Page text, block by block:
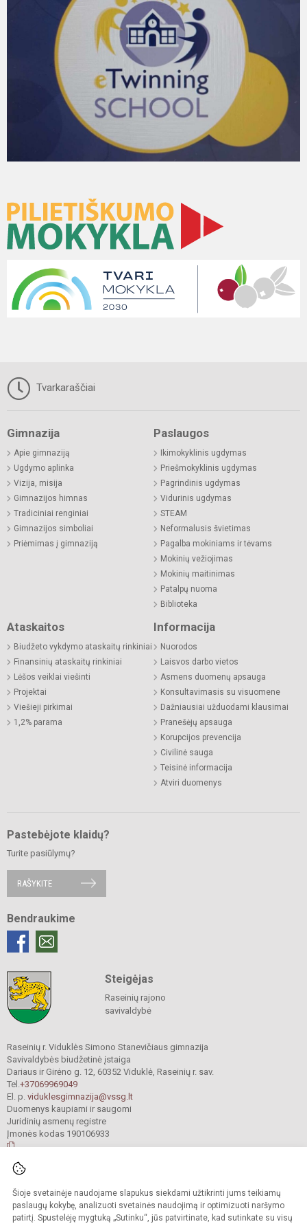
Šioje svetainėje naudojame slapukus siekdami užtikrinti jums teikiamų
paslaugų kokybę, analizuoti svetainės naudojimą ir optimizuoti naršymo
patirtį. Spustelėję mygtuką „Sutinku“, jūs patvirtinate, kad sutinkate su visų
Tvarkaraščiai
Gimnazija
Apie gimnaziją
Ugdymo aplinka
Vizija, misija
Gimnazijos himnas
Tradiciniai renginiai
Gimnazijos simboliai
Priėmimas į gimnaziją
Paslaugos
Ikimokyklinis ugdymas
Priešmokyklinis ugdymas
Pagrindinis ugdymas
Vidurinis ugdymas
STEAM
Neformalusis švietimas
Pagalba mokiniams ir tėvams
Mokinių vežiojimas
Mokinių maitinimas
Patalpų nuoma
Biblioteka
Ataskaitos
Biudžeto vykdymo ataskaitų rinkiniai
Finansinių ataskaitų rinkiniai
Lėšos veiklai viešinti
Projektai
Viešieji pirkimai
1,2% parama
Informacija
Nuorodos
Laisvos darbo vietos
Asmens duomenų apsauga
Konsultavimasis su visuomene
Dažniausiai užduodami klausimai
Pranešėjų apsauga
Korupcijos prevencija
Civilinė sauga
Teisinė informacija
Atviri duomenys
Pastebėjote klaidų?
Turite pasiūlymų?
RAŠYKITE
Bendraukime
Steigėjas
Raseinių rajono
savivaldybė
Raseinių r. Viduklės Simono Stanevičiaus gimnazija
Savivaldybės biudžetinė įstaiga
Dariaus ir Girėno g. 12, 60352 Viduklė, Raseinių r. sav.
Tel. +37069969049
El. p. viduklesgimnazija@vssg.lt
Duomenys kaupiami ir saugomi
Juridinių asmenų registre
Įmonės kodas 190106933
saugomos.
Kopijuoti turinį be raštiško gimnazijos sutikimo griežtai draudžiama.